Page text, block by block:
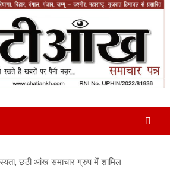
छठी आंख समाचार ग्रुप में शामिल